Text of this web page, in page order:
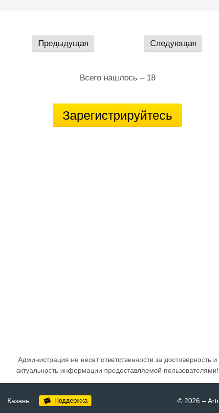
ью, что в наше время есть настоящие профессионалы своего
дела. Обращайтесь.Останетесь довольны результатом.
Предыдущая Следующая
Всего нашлось – 18
Зарегистрируйтесь
Администрация не несет ответственности за достоверность и
актуальность информации предоставляемой пользователями!
Казань Поддержка © 2026 –